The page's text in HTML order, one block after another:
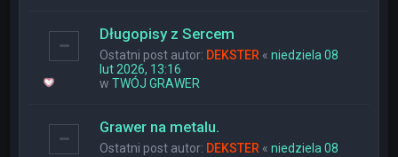
Długopisy z Sercem
Ostatni post autor: DEKSTER «niedziela 08
lut 2026, 13:16
wTWÓJ GRAWER
Grawer na metalu.
Ostatni post autor: DEKSTER «niedziela 08